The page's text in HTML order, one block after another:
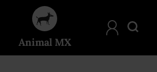
Animal MX